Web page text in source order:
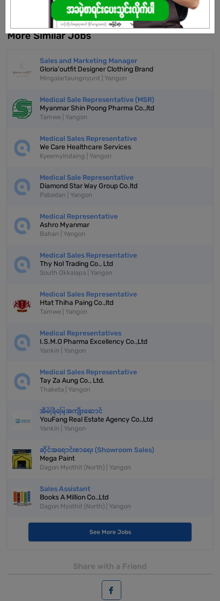
REGISTER NOW!
More Similar Jobs
Sales and Marketing Manager
Gloria'outfit Designer Clothing Brand
Mingalartaungnyunt | Yangon
Medical Sale Representative (MSR)
Myanmar Shin Poong Pharma Co.,ltd
Tamwe | Yangon
Medical Sales Representative
We Care Healthcare Services
Kyeemyindaing | Yangon
Medical Sale Representative
Diamond Star Way Group Co.ltd
Pabedan | Yangon
Medical Representative
Ashro Myanmar
Bahan | Yangon
Medical Sales Representative
Thy Nol Trading Co., Ltd
South Okkalapa | Yangon
Medical Sales Representative
Htat Thiha Paing Co.,ltd
Tamwe | Yangon
Medical Representatives
I.S.M.O Pharma Excellency Co.,Ltd
Yankin | Yangon
Medical Sales Representative
Tay Za Aung Co., Ltd.
Thaketa | Yangon
အိမ်ခြံမြေအကျိုးဆောင်
YouFang Real Estate Agency Co.,Ltd
Yankin | Yangon
ဆိုင်အရောင်းစာရေး (Showroom Sales)
Mega Paint
Dagon Myothit (North) | Yangon
Sales Assistant
Books A Million Co.,Ltd
Dagon Myothit (North) | Yangon
See More Jobs
Share with a Friend